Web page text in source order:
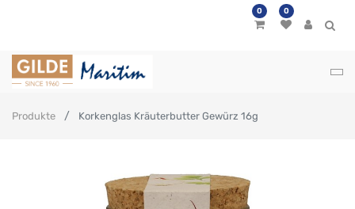
0 0
Produkte Korkenglas Kräuterbutter Gewürz 16g